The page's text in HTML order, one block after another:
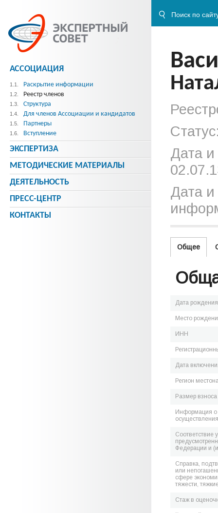
Дата
Дата и
Общее
Дата рождения
Место
ИНН
Дата
Регион
Размер
Информация о
Соответствие
Федерации и
Справка,
или
сфере
тяжести,
Стаж в
АССОЦИАЦИЯ
1.1. Раскрытие информации
1.2. Реестр членов
1.3. Структура
1.4. Для членов Ассоциации и кандидатов
1.5. Партнеры
1.6. Вступление
ЭКСПЕРТИЗА
МЕТОДИЧЕСКИE МАТЕРИАЛЫ
ДЕЯТЕЛЬНОСТЬ
ПРЕСС-ЦЕНТР
КОНТАКТЫ